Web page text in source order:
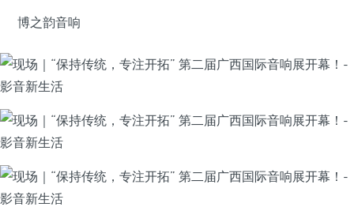
博之韵音响